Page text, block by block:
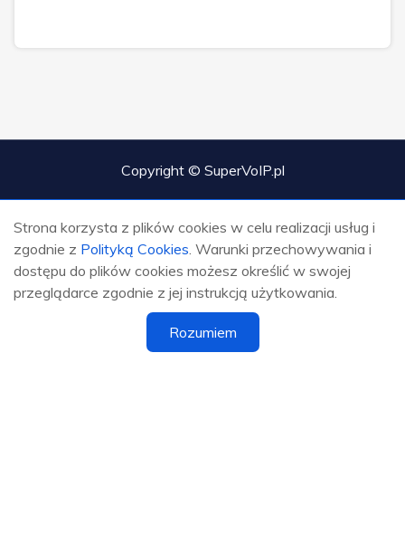
Copyright © SuperVoIP.pl
Strona korzysta z plików cookies w celu realizacji usług i
zgodnie z Polityką Cookies. Warunki przechowywania i
dostępu do plików cookies możesz określić w swojej
przeglądarce zgodnie z jej instrukcją użytkowania.
Rozumiem